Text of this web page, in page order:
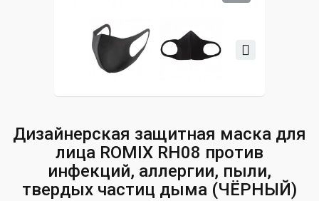
Дизайнерская защитная маска для
лица ROMIX RH08 против
инфекций, аллергии, пыли,
твердых частиц дыма (ЧЁРНЫЙ)